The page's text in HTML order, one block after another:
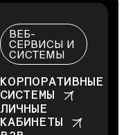
ВЕБ-
СЕРВИСЫ И
СИСТЕМЫ
КОРПОРАТИВНЫЕ
СИСТЕМЫ
ЛИЧНЫЕ
КАБИНЕТЫ